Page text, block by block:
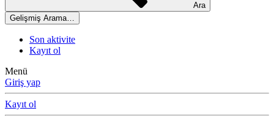
Ara
Gelişmiş Arama…
Son aktivite
Kayıt ol
Menü
Giriş yap
Kayıt ol